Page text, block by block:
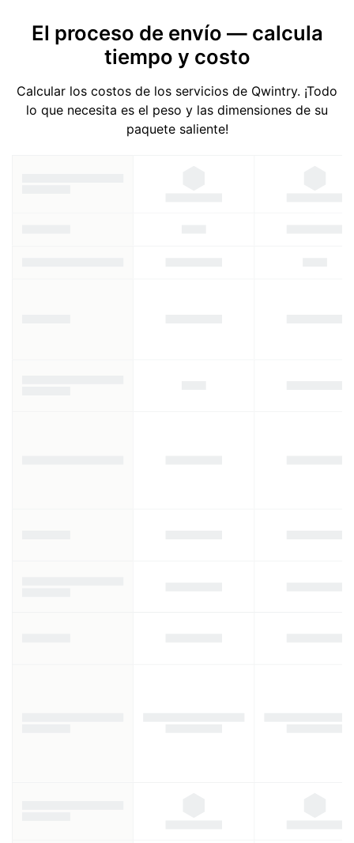
El proceso de envío — calcula
tiempo y costo
Calcular los costos de los servicios de Qwintry. ¡Todo
lo que necesita es el peso y las dimensiones de su
paquete saliente!